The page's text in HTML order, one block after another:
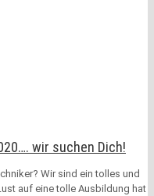
wir suchen Dich!
Wir sind ein tolles und
auf eine tolle Ausbildung hat